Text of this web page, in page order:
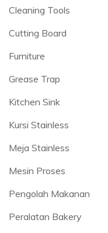
Cleaning Tools
Cutting Board
Furniture
Grease Trap
Kitchen Sink
Kursi Stainless
Meja Stainless
Mesin Proses
Pengolah Makanan
Peralatan Bakery